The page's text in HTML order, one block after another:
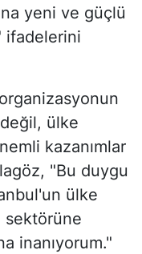
yeni ve güçlü
ifadelerini
değil, ülke
kazanımlar
"Bu duygu
ülke
sektörüne
inanıyorum."